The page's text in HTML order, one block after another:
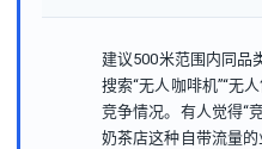
建议500米范围内同品
搜索“无人咖啡机”“无
竞争情况。有人觉得“
奶茶店这种自带流量